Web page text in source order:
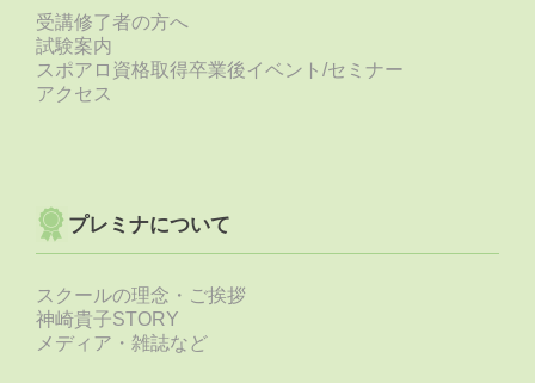
受講修了者の方へ
試験案内
スポアロ資格取得卒業後イベント/セミナー
アクセス
プレミナについて
スクールの理念・ご挨拶
神崎貴子STORY
メディア・雑誌など